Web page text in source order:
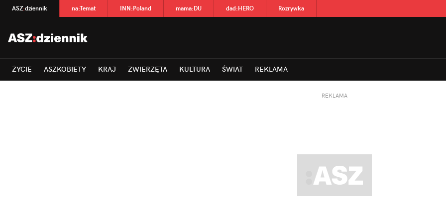
ASZ:dziennik na:Temat INN:Poland mama:DU dad:HERO Rozrywka
ŻYCIE ASZKOBIETY KRAJ ZWIERZĘTA KULTURA ŚWIAT REKLAMA
REKLAMA